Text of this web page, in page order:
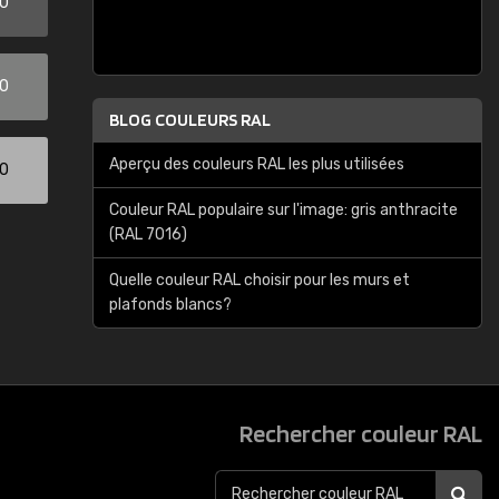
BLOG COULEURS RAL
Aperçu des couleurs RAL les plus utilisées
Couleur RAL populaire sur l'image: gris anthracite
(RAL 7016)
Quelle couleur RAL choisir pour les murs et
plafonds blancs?
Rechercher couleur RAL